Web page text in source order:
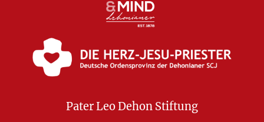
Pater Leo Dehon Stiftung